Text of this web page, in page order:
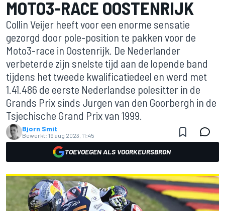
MOTO3-RACE OOSTENRIJK
Collin Veijer heeft voor een enorme sensatie
gezorgd door pole-position te pakken voor de
Moto3-race in Oostenrijk. De Nederlander
verbeterde zijn snelste tijd aan de lopende band
tijdens het tweede kwalificatiedeel en werd met
1.41.486 de eerste Nederlandse polesitter in de
Grands Prix sinds Jurgen van den Goorbergh in de
Tsjechische Grand Prix van 1999.
Bjorn Smit
Bewerkt: 19 aug 2023, 11:45
TOEVOEGEN ALS VOORKEURSBRON